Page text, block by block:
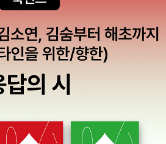
집」은 예술가 남매의 지난 십 년간의
설의 주 무대가 되는 용인 백남준아트
억이 가득한 공간이자, 누나 박하니가 20
년 동생 박한일이 누나의 회고전을
간 기념 퍼포먼스, 미술 전시 등 남매의
한 듯한 기묘한 과정을 지닌다. 남매의
가깝다. 더불어 미술관에서 피자를 시